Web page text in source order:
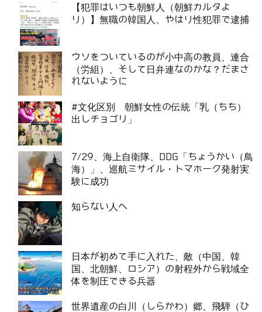
【犯罪はいつも朝鮮人（朝鮮カルタよ
り）】無職の韓国人、やはり性犯罪で逮捕
ウソをついているのが小中高の教員、連合
（労組）、そして日弁連なのかな？だまさ
れないように
#文化区別 朝鮮女性の伝統「乳（ちち）
出しチョゴリ」
7/29、海上自衛隊、DDG「ちょうかい（鳥
海）」、巡航ミサイル・トマホーク発射実
験に成功
知らない人へ
日本が初めて手に入れた、敵（中国、韓
国、北朝鮮、ロシア）の射程外から戦域全
体を制圧できる兵器
世界遺産の白川（しらかわ）郷、飛騨（ひ